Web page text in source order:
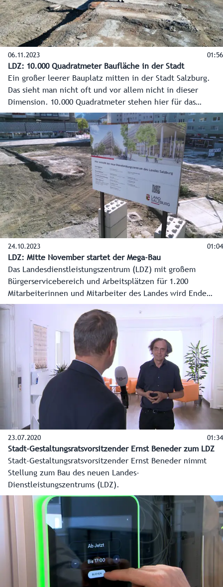
06.11.2023 01:56
LDZ: 10.000 Quadratmeter Baufläche in der Stadt
Ein großer leerer Bauplatz mitten in der Stadt Salzburg.
Das sieht man nicht oft und vor allem nicht in dieser
Dimension. 10.000 Quadratmeter stehen hier für das
modernste Verwaltungsgebäude Österreichs – das neue
Landesdienstleistungszentrum - zur Verfügung. Doch bevor
das Gebäude wachsen kann, geht es in die Tiefe. Rund 250
Pfähle, die 40 Meter in den Boden gebohrt werden,
werden die Basis sein – ein Hauch von Venedig, doch viel
moderner.
24.10.2023 01:04
LDZ: Mitte November startet der Mega-Bau
Das Landesdienstleistungszentrum (LDZ) mit großem
Bürgerservicebereich und Arbeitsplätzen für 1.200
Mitarbeiterinnen und Mitarbeiter des Landes wird Ende
2026 fertig sein. Im Bahnhofsbereich sind die
Abrissarbeiten der alten Gebäude nun erledigt, es kann
Neues entstehen. Baustart ist Mitte November.
23.07.2020 01:34
Stadt-Gestaltungsratsvorsitzender Ernst Beneder zum LDZ
Stadt-Gestaltungsratsvorsitzender Ernst Beneder nimmt
Stellung zum Bau des neuen Landes-
Dienstleistungszentrums (LDZ).